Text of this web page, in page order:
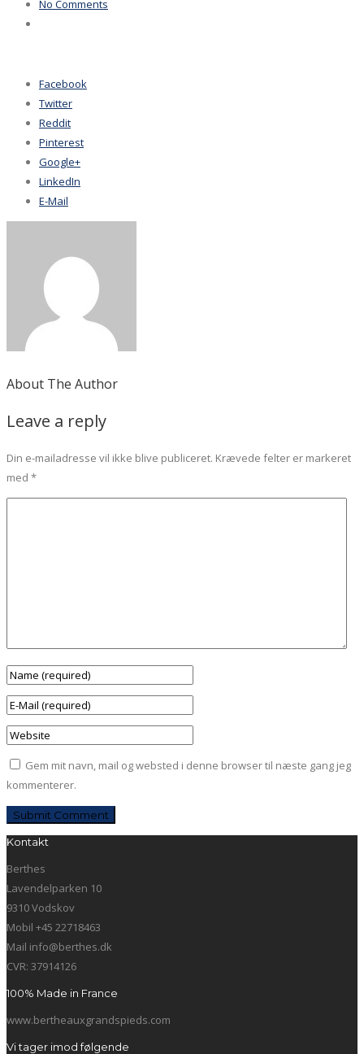
No Comments
Facebook
Twitter
Reddit
Pinterest
Google+
LinkedIn
E-Mail
About The Author
Leave a reply
Din e-mailadresse vil ikke blive publiceret. Krævede felter er markeret
med *
Gem mit navn, mail og websted i denne browser til næste gang jeg
kommenterer.
Kontakt
Berthes
Lavendelparken 10
9310 Vodskov
Mobil +45 22718463
Mail info@berthes.dk
CVR: 37914126
100% Made in France
www.bertheauxgrandspieds.com
Vi tager imod følgende